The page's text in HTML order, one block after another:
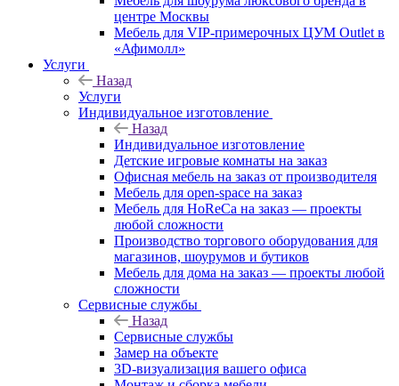
центре Москвы
Мебель для VIP-примерочных ЦУМ Outlet в
«Афимолл»
Услуги
Назад
Услуги
Индивидуальное изготовление
Назад
Индивидуальное изготовление
Детские игровые комнаты на заказ
Офисная мебель на заказ от производителя
Мебель для open-space на заказ
Мебель для HoReCa на заказ — проекты
любой сложности
Производство торгового оборудования для
магазинов, шоурумов и бутиков
Мебель для дома на заказ — проекты любой
сложности
Сервисные службы
Назад
Сервисные службы
Замер на объекте
3D-визуализация вашего офиса